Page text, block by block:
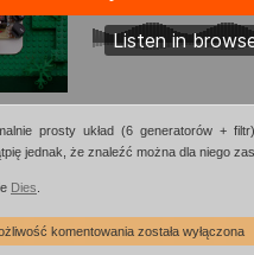
prosty układ (6 generatorów +
jednak, że znaleźć można dla niego
Dies
komentowania Weird
została wyłączona